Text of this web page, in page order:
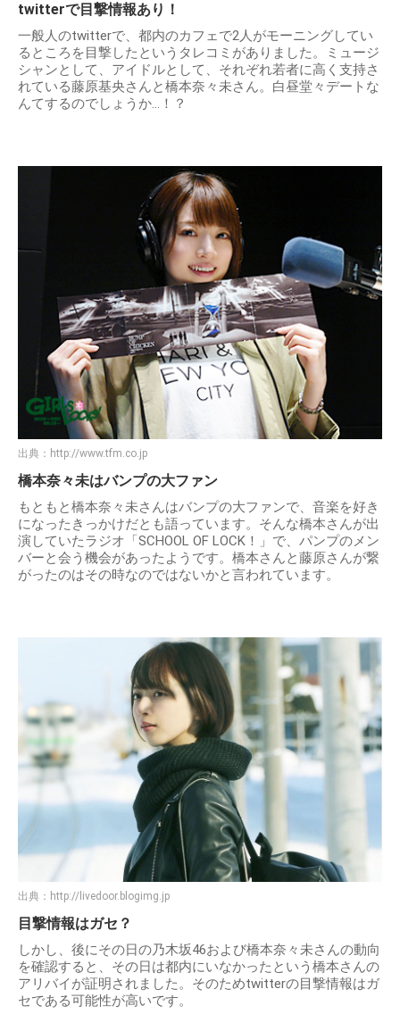
twitterで目撃情報あり！
一般人のtwitterで、都内のカフェで2人がモーニングしてい
るところを目撃したというタレコミがありました。ミュージ
シャンとして、アイドルとして、それぞれ若者に高く支持さ
れている藤原基央さんと橋本奈々未さん。白昼堂々デートな
んてするのでしょうか…！？
出典： http://www.tfm.co.jp
橋本奈々未はバンプの大ファン
もともと橋本奈々未さんはバンプの大ファンで、音楽を好き
になったきっかけだとも語っています。そんな橋本さんが出
演していたラジオ「SCHOOL OF LOCK！」で、パンプのメン
バーと会う機会があったようです。橋本さんと藤原さんが繋
がったのはその時なのではないかと言われています。
出典： http://livedoor.blogimg.jp
目撃情報はガセ？
しかし、後にその日の乃木坂46および橋本奈々未さんの動向
を確認すると、その日は都内にいなかったという橋本さんの
アリバイが証明されました。そのためtwitterの目撃情報はガ
セである可能性が高いです。